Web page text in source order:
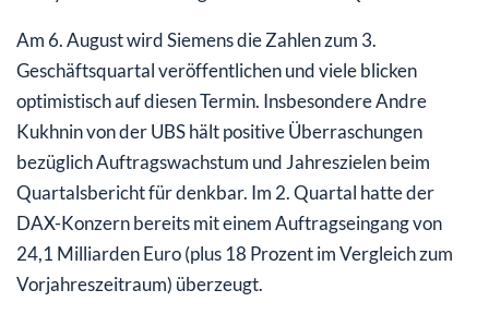
Am 6. August wird Siemens die Zahlen zum 3.
Geschäftsquartal veröffentlichen und viele blicken
optimistisch auf diesen Termin. Insbesondere Andre
Kukhnin von der UBS hält positive Überraschungen
bezüglich Auftragswachstum und Jahreszielen beim
Quartalsbericht für denkbar. Im 2. Quartal hatte der
DAX-Konzern bereits mit einem Auftragseingang von
24,1 Milliarden Euro (plus 18 Prozent im Vergleich zum
Vorjahreszeitraum) überzeugt.